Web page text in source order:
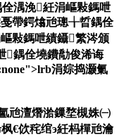
湡浼紝涓嶇敤鎷呭
帶鍔熻兘璁╁晢鍝佺
敤鎷呭績鑷繁涔颁
鍝佺墝鐨勪俊浠诲
涓婃捣灏氭
兘澶熸湁鏁堥槻姝㈠
€佽秺绾э紝杩樿兘瀹